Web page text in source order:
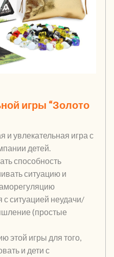
игры “Золото
и увлекательная игра с
детей.
способность
ситуацию и
с ситуацией неудачи/
(простые
этой игры для того,
и дети с